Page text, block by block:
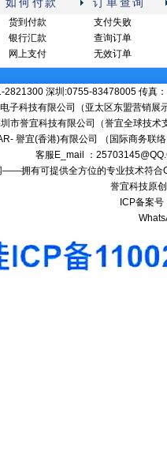
货到付款
银行汇款
网上支付
支付失败
查询订单
无效订单
2821300 深圳:0755-83478005 传
子科技有限公司（亚太区东盟营销
市誉宜科技有限公司（誉宜全球技
譽宜(香港)有限公司 （国际商务联
客服E_mail ：
拥有可提供全方位的专业技术符
誉宜科技原
ICP备案